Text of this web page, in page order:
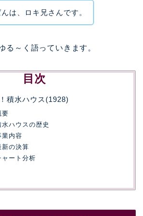
は、ロキ兄さんです。
る～く語っていきます。
目次
積水ハウス(1928)
要
水ハウスの歴史
業内容
新の決算
ャート分析